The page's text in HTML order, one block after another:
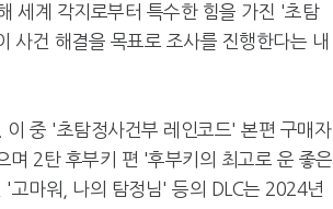
세계 각지로부터 특수한 힘을 가진 '초탐
사건 해결을 목표로 조사를 진행한다는 내
중 '초탐정사건부 레인코드' 본편 구매자
며 2탄 후부키 편 '후부키의 최고로 운 좋은
마워, 나의 탐정님' 등의 DLC는 2024년